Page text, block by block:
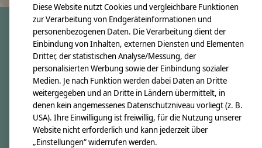
crêpes suzette
Über uns
Unsere Creppies
Nähkästchen
Unsere Stoffe
Impressum
Diese Website nutzt Cookies und vergleichbare Funktionen
zur Verarbeitung von Endgeräteinformationen und
personenbezogenen Daten. Die Verarbeitung dient der
Einbindung von Inhalten, externen Diensten und Elementen
Dritter, der statistischen Analyse/Messung, der
personalisierten Werbung sowie der Einbindung sozialer
Medien. Je nach Funktion werden dabei Daten an Dritte
weitergegeben und an Dritte in Ländern übermittelt, in
denen kein angemessenes Datenschutzniveau vorliegt (z. B.
USA). Ihre Einwilligung ist freiwillig, für die Nutzung unserer
Website nicht erforderlich und kann jederzeit über
„Einstellungen“ widerrufen werden.